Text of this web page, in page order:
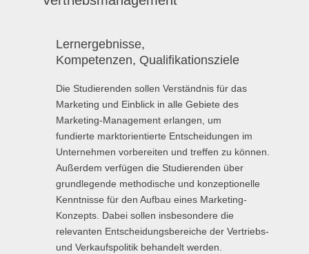
Lernergebnisse,
Kompetenzen, Qualifikationsziele
Die Studierenden sollen Verständnis für das
Marketing und Einblick in alle Gebiete des
Marketing-Management erlangen, um
fundierte marktorientierte Entscheidungen im
Unternehmen vorbereiten und treffen zu können.
Außerdem verfügen die Studierenden über
grundlegende methodische und konzeptionelle
Kenntnisse für den Aufbau eines Marketing-
Konzepts. Dabei sollen insbesondere die
relevanten Entscheidungsbereiche der Vertriebs-
und Verkaufspolitik behandelt werden.